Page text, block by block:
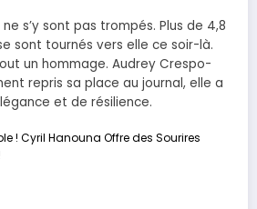
s’y sont pas trompés. Plus de 4,8
sont tournés vers elle ce soir-là.
un hommage. Audrey Crespo-
repris sa place au journal, elle a
et de résilience.
! Cyril Hanouna Offre des Sourires